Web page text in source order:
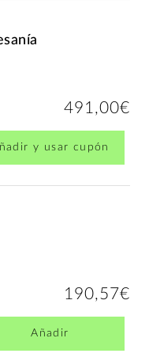
491,00€
y usar cupón
190,57€
Añadir